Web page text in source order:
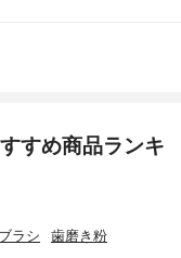
すめ商品ランキ
ラシ 歯磨き粉